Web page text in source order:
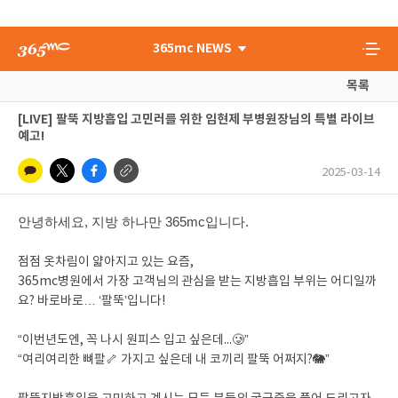
365mc NEWS
목록
[LIVE] 팔뚝 지방흡입 고민러를 위한 임현제 부병원장님의 특별 라이브
예고!
2025-03-14
안녕하세요, 지방 하나만 365mc입니다.
점점 옷차림이 얇아지고 있는 요즘,
365mc병원에서 가장 고객님의 관심을 받는 지방흡입 부위는 어디일까
요? 바로바로… ‘팔뚝’입니다!
“이번년도엔, 꼭 나시 원피스 입고 싶은데...🥲”
“여리여리한 뼈팔🦴 가지고 싶은데 내 코끼리 팔뚝 어쩌지?🐘”